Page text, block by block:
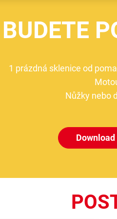
1 prázdná sklenice od
Nůžky nebo
Download